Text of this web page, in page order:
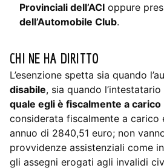
Provinciali dell’ACI oppure
dell’Automobile Club.
CHI NE HA DIRITTO
L’esenzione spetta sia quando
disabile, sia quando l’intestatario
quale egli è fiscalmente a carico
considerata fiscalmente a carico
annuo di 2840,51 euro; non
provvidenze assistenziali come
gli assegni erogati agli invalidi